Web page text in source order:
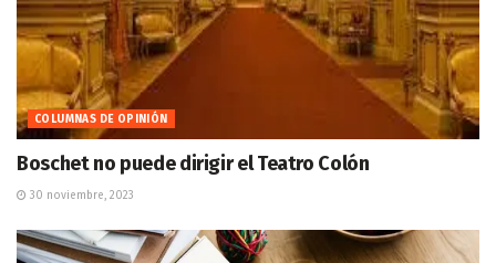
COLUMNAS DE OPINIÓN
Boschet no puede dirigir el Teatro Colón
30 noviembre, 2023